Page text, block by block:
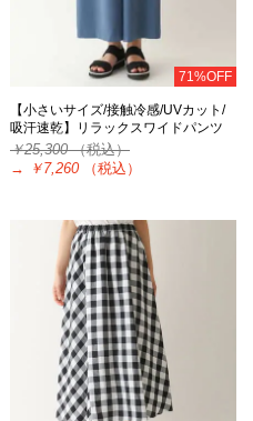
71%OFF
【小さいサイズ/接触冷感/UVカット/
吸汗速乾】リラックスワイドパンツ
￥25,300（税込）
→
￥7,260 （税込）